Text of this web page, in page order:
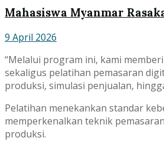
Mahasiswa Myanmar
9 April 2026
“Melalui program ini, kami
sekaligus pelatihan pemasaran
produksi, simulasi penjualan,
Pelatihan menekankan standar
memperkenalkan teknik
produksi.